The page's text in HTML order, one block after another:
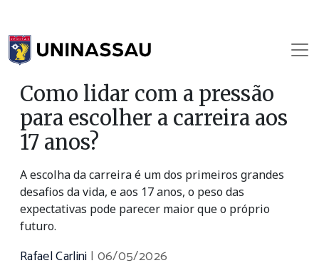
Como lidar com a pressão
para escolher a carreira aos
17 anos?
A escolha da carreira é um dos primeiros grandes
desafios da vida, e aos 17 anos, o peso das
expectativas pode parecer maior que o próprio
futuro.
Rafael Carlini | 06/05/2026